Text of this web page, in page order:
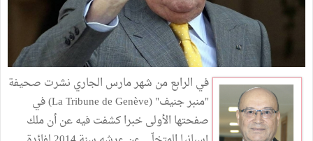
في الرابع من شهر مارس الجاري نشرت صحيفة
"منبر جنيف" (La Tribune de Genève) في
صفحتها الأولى خبرا كشفت فيه عن أن ملك